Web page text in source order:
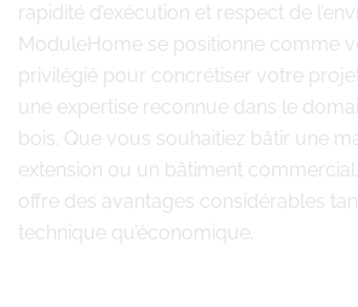
rapidité d’exécution et respect de
ModuleHome se positionne comme
privilégié pour concrétiser votre
une expertise reconnue dans le
bois. Que vous souhaitiez bâtir une
extension ou un bâtiment
offre des avantages considérables
technique qu’économique.